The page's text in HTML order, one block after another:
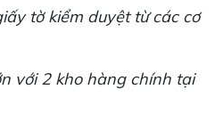
tờ kiểm duyệt từ các cơ
với 2 kho hàng chính tại